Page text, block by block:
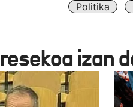
Politika
izan